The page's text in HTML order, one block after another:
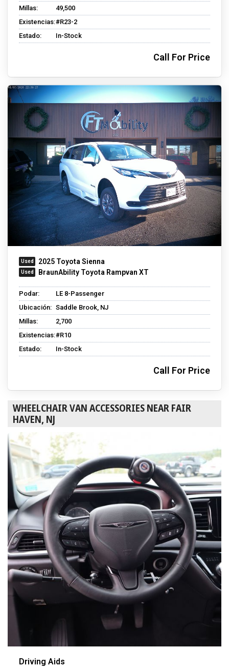
Millas:
49,500
Existencias:#R23-2
Estado:
In-Stock
Call For Price
2025 Toyota Sienna
BraunAbility Toyota Rampvan XT
Podar:
LE 8-Passenger
Ubicación: Saddle Brook, NJ
Millas:
2,700
Existencias:#R10
Estado:
In-Stock
Call For Price
WHEELCHAIR VAN ACCESSORIES NEAR FAIR
HAVEN, NJ
Driving Aids